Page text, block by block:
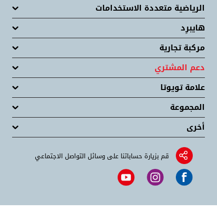
الرياضية متعددة الاستخدامات
هايبرِد
مركبة تجارية
دعم المشتري
علامة تويوتا
المجموعة
أخرى
قم بزيارة حساباتنا على وسائل التواصل الاجتماعي